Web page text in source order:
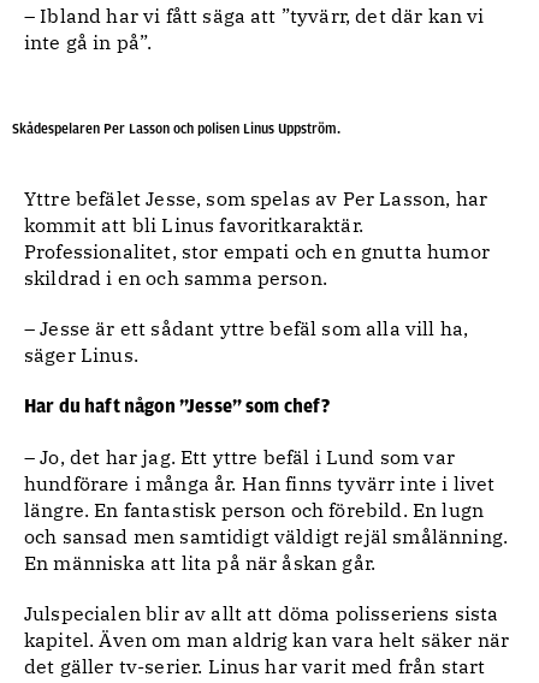
– Ibland har vi fått säga att ”tyvärr, det där kan vi
inte gå in på”.
Skådespelaren Per Lasson och polisen Linus Uppström.
Yttre befälet Jesse, som spelas av Per Lasson, har
kommit att bli Linus favoritkaraktär.
Professionalitet, stor empati och en gnutta humor
skildrad i en och samma person.
– Jesse är ett sådant yttre befäl som alla vill ha,
säger Linus.
Har du haft någon ”Jesse” som chef?
– Jo, det har jag. Ett yttre befäl i Lund som var
hundförare i många år. Han finns tyvärr inte i livet
längre. En fantastisk person och förebild. En lugn
och sansad men samtidigt väldigt rejäl smålänning.
En människa att lita på när åskan går.
Julspecialen blir av allt att döma polisseriens sista
kapitel. Även om man aldrig kan vara helt säker när
det gäller tv-serier. Linus har varit med från start